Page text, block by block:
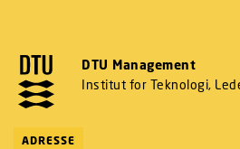
DTU Management
Institut for Teknologi,
ADRESSE